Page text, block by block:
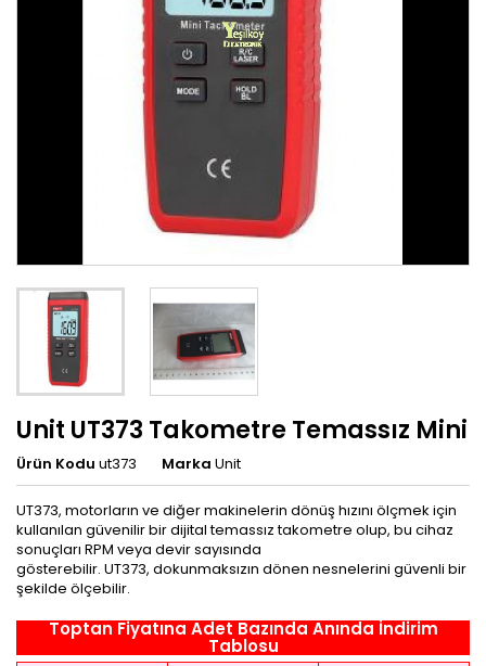
Unit UT373 Takometre Temassız Mini
Ürün Kodu ut373 Marka Unit
UT373, motorların ve diğer makinelerin dönüş hızını ölçmek için
kullanılan güvenilir bir dijital temassız takometre olup, bu cihaz
sonuçları RPM veya devir sayısında
gösterebilir. UT373, dokunmaksızın dönen nesnelerini güvenli bir
şekilde ölçebilir.
Toptan Fiyatına Adet Bazında Anında İndirim
Tablosu